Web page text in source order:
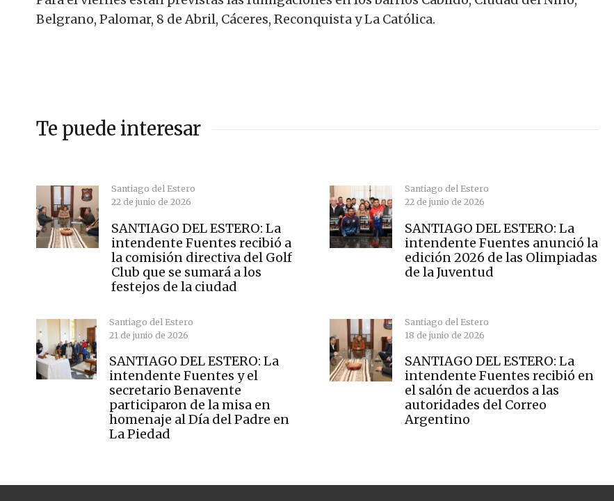
Belgrano, Palomar, 8 de Abril, Cáceres, Reconquista y La Católica.
Te puede interesar
Santiago del Estero
22 de junio de 2026
SANTIAGO DEL ESTERO: La
intendente Fuentes recibió a
la comisión directiva del Golf
Club que se sumará a los
festejos de la ciudad
Santiago del Estero
22 de junio de 2026
SANTIAGO DEL ESTERO: La
intendente Fuentes anunció la
edición 2026 de las Olimpiadas
de la Juventud
Santiago del Estero
21 de junio de 2026
SANTIAGO DEL ESTERO: La
intendente Fuentes y el
secretario Benavente
participaron de la misa en
homenaje al Día del Padre en
La Piedad
Santiago del Estero
18 de junio de 2026
SANTIAGO DEL ESTERO: La
intendente Fuentes recibió en
el salón de acuerdos a las
autoridades del Correo
Argentino